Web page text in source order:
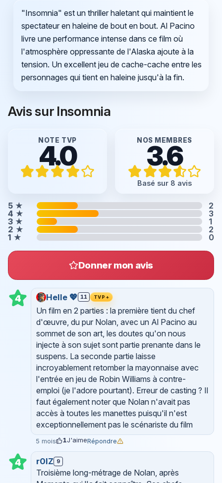
"Insomnia" est un thriller haletant qui maintient le
spectateur en haleine de bout en bout. Al Pacino
livre une performance intense dans ce film où
l'atmosphère oppressante de l'Alaska ajoute à la
tension. Un excellent jeu de cache-cache entre les
personnages qui tient en haleine jusqu'à la fin.
Avis sur Insomnia
NOTE TVP
4.0 NOS MEMBRES
3.6
Basé sur 8 avis
5 ★
2
4 ★
3
3 ★
1
2 ★
2
1 ★ 0
Donner mon avis
4 Helle 💖 11 TVP+
Un film en 2 parties : la première tient du chef
d'œuvre, du pur Nolan, avec un Al Pacino au
sommet de son art, les doutes qu'on nous
injecte à son sujet sont partie prenante dans le
suspens. La seconde partie laisse
incroyablement retomber la mayonnaise avec
l'entrée en jeu de Robin Williams à contre-
emploi (je l'adore pourtant). Erreur de casting ? Il
faut également noter que Nolan n'avait pas
accès à toutes les manettes puisqu'il n'est
exceptionnellement pas le scénariste du film
5 mois 1J'aimeRépondre
4 r0lZ 9
Troisième long-métrage de Nolan, après